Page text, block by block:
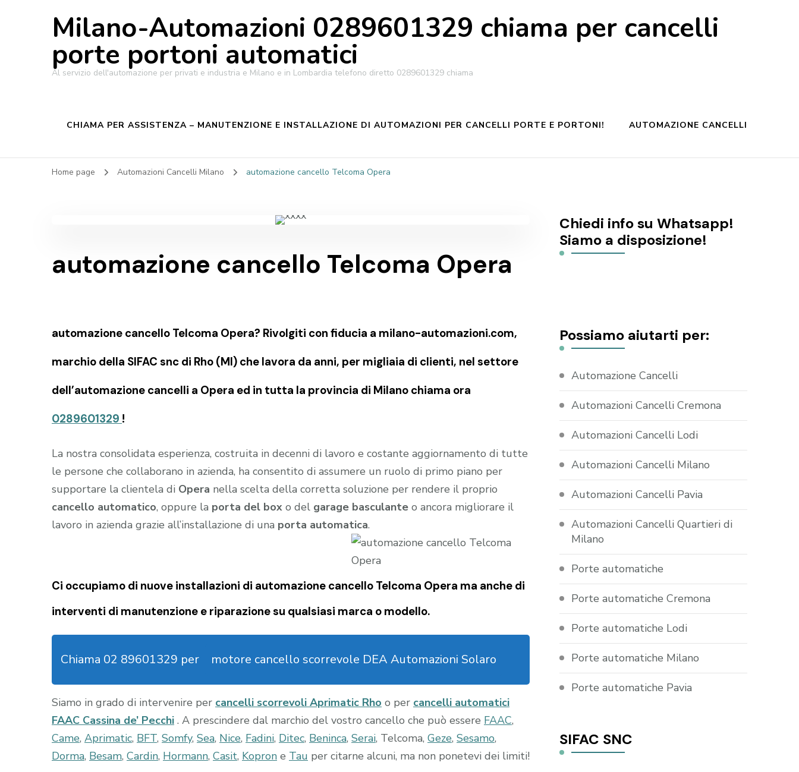
Milano-Automazioni 0289601329 chiama per cancelli
porte portoni automatici
Al servizio dell'automazione per privati e industria e Milano e in Lombardia telefono diretto 0289601329 chiama
CHIAMA PER ASSISTENZA – MANUTENZIONE E INSTALLAZIONE DI AUTOMAZIONI PER CANCELLI PORTE E PORTONI! AUTOMAZIONE CANCELLI
Home page Automazioni Cancelli Milano automazione cancello Telcoma Opera
automazione cancello Telcoma Opera
automazione cancello Telcoma Opera? Rivolgiti con fiducia a milano-automazioni.com,
marchio della SIFAC snc di Rho (MI) che lavora da anni, per migliaia di clienti, nel settore
dell’automazione cancelli a Opera ed in tutta la provincia di Milano chiama ora
0289601329 !
La nostra consolidata esperienza, costruita in decenni di lavoro e costante aggiornamento di tutte
le persone che collaborano in azienda, ha consentito di assumere un ruolo di primo piano per
supportare la clientela di Opera nella scelta della corretta soluzione per rendere il proprio
cancello automatico, oppure la porta del box o del garage basculante o ancora migliorare il
lavoro in azienda grazie all’installazione di una porta automatica.
Ci occupiamo di nuove installazioni di automazione cancello Telcoma Opera ma anche di
interventi di manutenzione e riparazione su qualsiasi marca o modello.
Chiama 02 89601329 per motore cancello scorrevole DEA Automazioni Solaro
Siamo in grado di intervenire per cancelli scorrevoli Aprimatic Rho o per cancelli automatici
FAAC Cassina de’ Pecchi . A prescindere dal marchio del vostro cancello che può essere FAAC,
Came, Aprimatic, BFT, Somfy, Sea, Nice, Fadini, Ditec, Beninca, Serai, Telcoma, Geze, Sesamo,
Dorma, Besam, Cardin, Hormann, Casit, Kopron e Tau per citarne alcuni, ma non ponetevi dei limiti!
Chiedi info su Whatsapp!
Siamo a disposizione!
Possiamo aiutarti per:
Automazione Cancelli
Automazioni Cancelli Cremona
Automazioni Cancelli Lodi
Automazioni Cancelli Milano
Automazioni Cancelli Pavia
Automazioni Cancelli Quartieri di
Milano
Porte automatiche
Porte automatiche Cremona
Porte automatiche Lodi
Porte automatiche Milano
Porte automatiche Pavia
SIFAC SNC